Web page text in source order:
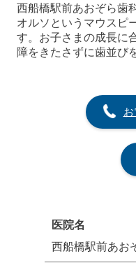
西船橋駅前あおぞら歯
オルソというマウスピ
す。お子さまの成長に
障をきたさずに歯並び
医院名
西船橋駅前あお